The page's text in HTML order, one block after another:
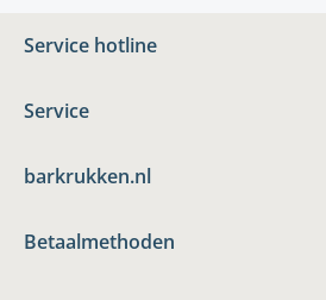
Service hotline
Service
barkrukken.nl
Betaalmethoden